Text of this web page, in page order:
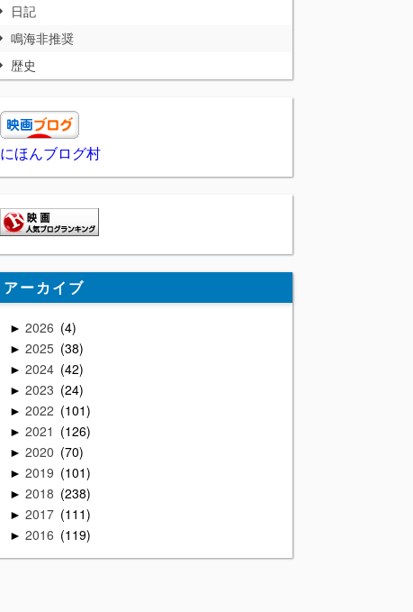
日記
鳴海非推奨
歴史
にほんブログ村
アーカイブ
► 2026 4
► 2025 38
► 2024 42
► 2023 24
► 2022 101
► 2021 126
► 2020 70
► 2019 101
► 2018 238
► 2017 111
► 2016 119